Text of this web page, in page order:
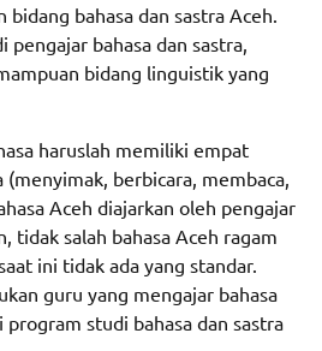
bahasa dan sastra Aceh.
bahasa dan sastra,
bidang linguistik yang
haruslah memiliki empat
berbicara, membaca,
Aceh diajarkan oleh pengajar
tidak salah bahasa Aceh ragam
ini tidak ada yang standar.
guru yang mengajar bahasa
program studi bahasa dan sastra